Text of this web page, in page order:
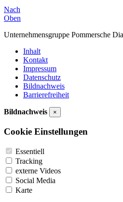
Nach
Oben
Unternehmensgruppe Pommersche
Inhalt
Kontakt
Impressum
Datenschutz
Bildnachweis
Barrierefreiheit
Bildnachweis ×
Cookie Einstellungen
Essentiell
Tracking
externe Videos
Social Media
Karte